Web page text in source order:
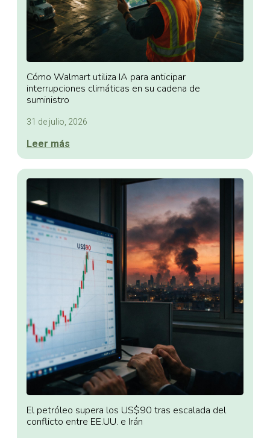
Cómo Walmart utiliza IA para anticipar
interrupciones climáticas en su cadena de
suministro
31 de julio, 2026
Leer más
El petróleo supera los US$90 tras escalada del
conflicto entre EE.UU. e Irán